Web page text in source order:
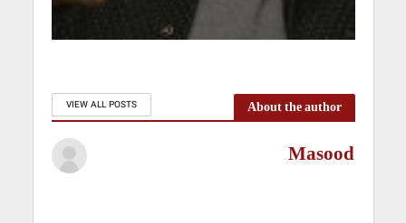
About the author
VIEW ALL POSTS
Masood